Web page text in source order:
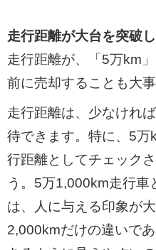
走行距離が大台を突破
走行距離が、「5万km
前に売却することも大事
走行距離は、少なけれ
待できます。特に、5
行距離としてチェック
う。5万1,000km走行
は、人に与える印象が
2,000kmだけの違いで